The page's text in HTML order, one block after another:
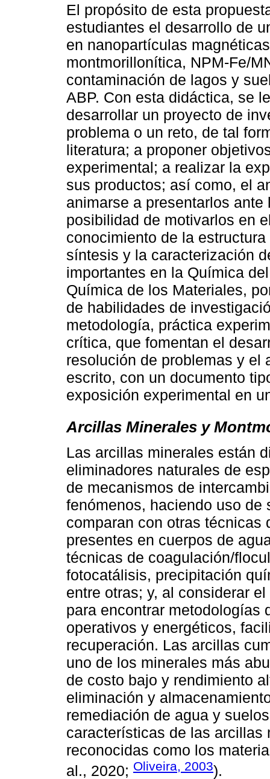
El propósito de esta
estudiantes el desarrollo de
en nanopartículas
montmorillonítica, NPM-Fe/
contaminación de lagos y
ABP. Con esta didáctica, se
desarrollar un proyecto de
problema o un reto, de tal
literatura; a proponer
experimental; a realizar la
sus productos; así como, el
animarse a presentarlos
posibilidad de motivarlos en
conocimiento de la
síntesis y la caracterización
importantes en la Química
Química de los Materiales,
de habilidades de
metodología, práctica
crítica, que fomentan el
resolución de problemas y el
escrito, con un documento
exposición experimental en
Arcillas Minerales y
Las arcillas minerales están
eliminadores naturales de
de mecanismos de
fenómenos, haciendo uso de
comparan con otras técnicas
presentes en cuerpos de
técnicas de coagulación/
fotocatálisis, precipitación
entre otras; y, al considerar
para encontrar metodologías
operativos y energéticos,
recuperación. Las arcillas
uno de los minerales más
de costo bajo y rendimiento
eliminación y
remediación de agua y
características de las
reconocidas como los
al., 2020; Oliveira, 2003).